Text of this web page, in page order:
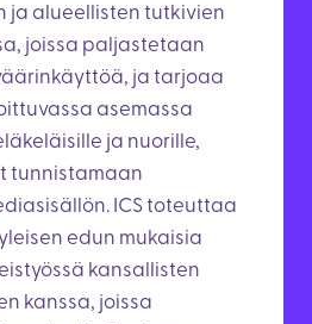
ja alueellisten tutkivien
joissa paljastetaan
ja tarjoaa
asemassa
ja nuorille,
tunnistamaan
ICS toteuttaa
edun mukaisia
kansallisten
kanssa, joissa